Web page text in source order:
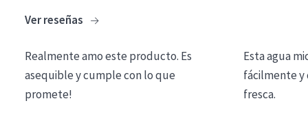
Limpieza
COLECCIÓN
Ver reseñas
Realmente amo este producto. Es
asequible y cumple con lo que
promete!
Esta agua
fácilmente y
fresca.